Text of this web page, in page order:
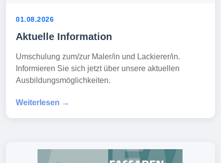
01.08.2026
Aktuelle Information
Umschulung zum/zur Maler/in und Lackierer/in.
Informieren Sie sich jetzt über unsere aktuellen
Ausbildungsmöglichkeiten.
Weiterlesen →